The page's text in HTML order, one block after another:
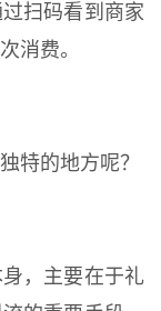
扫码看到商家
消费。
的地方呢？
，主要在于礼